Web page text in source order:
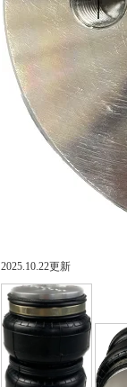
2025.10.22更新